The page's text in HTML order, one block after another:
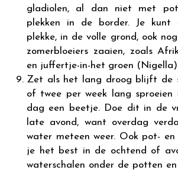
gladiolen, al dan niet met
plekken in de border. Je kunt
plekke, in de volle grond, ook
zomerbloeiers zaaien, zoals
en juffertje-in-het groen
Zet als het lang droog blijft de
of twee per week lang
dag een beetje. Doe dit in de
late avond, want overdag
water meteen weer. Ook pot-
je het best in de ochtend of
waterschalen onder de potten